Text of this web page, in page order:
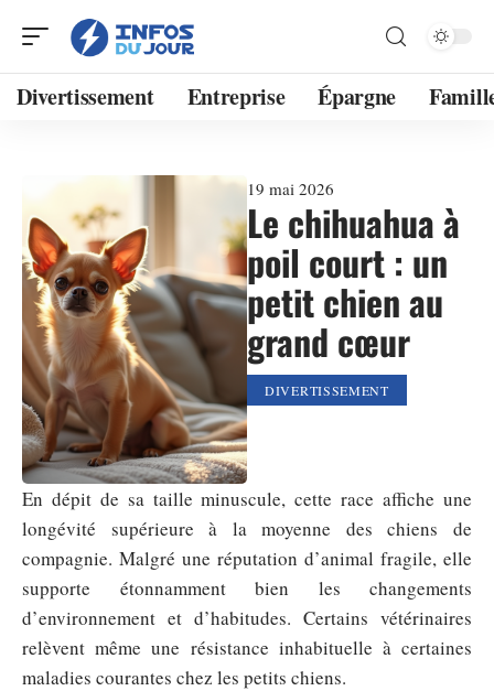
Divertissement Entreprise Épargne
19 mai 2026
Le chihuahua à
poil court : un
petit chien au
grand cœur
DIVERTISSEMENT
En dépit de sa taille minuscule, cette race affiche une
longévité supérieure à la moyenne des chiens de
compagnie. Malgré une réputation d’animal fragile, elle
supporte étonnamment bien les changements
d’environnement et d’habitudes. Certains vétérinaires
relèvent même une résistance inhabituelle à certaines
maladies courantes chez les petits chiens.